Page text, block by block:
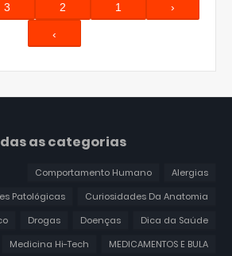
‹
1
2
3
›
as categorias
Alergias
Comportamento Humano
Curiosidades Da Anatomia
Patológicas
Dica da Saúde
Doenças
Drogas
MEDICAMENTOS E BULA
Medicina Hi-Tech